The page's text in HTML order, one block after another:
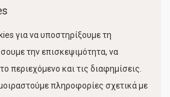
Κίνηση Λιμένος
για να υποστηρίξουμε τη
την επισκεψιμότητα, να
περιεχόμενο και τις διαφημίσεις.
πληροφορίες σχετικά με